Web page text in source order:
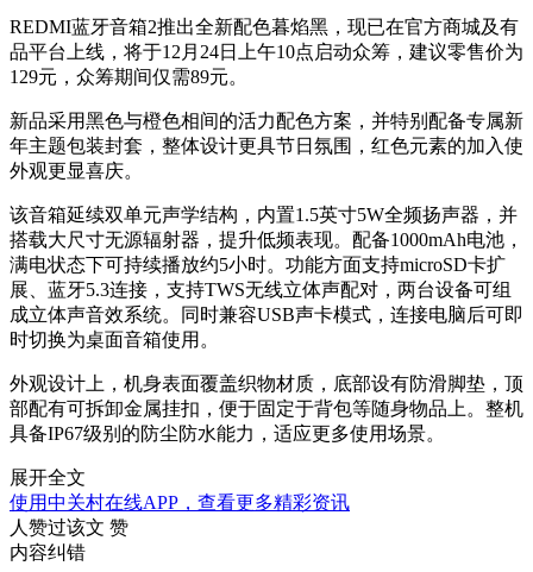
REDMI蓝牙音箱2推出全新配色暮焰黑，现已在官方商城及有
品平台上线，将于12月24日上午10点启动众筹，建议零售价为
129元，众筹期间仅需89元。
新品采用黑色与橙色相间的活力配色方案，并特别配备专属新
年主题包装封套，整体设计更具节日氛围，红色元素的加入使
外观更显喜庆。
该音箱延续双单元声学结构，内置1.5英寸5W全频扬声器，并
搭载大尺寸无源辐射器，提升低频表现。配备1000mAh电池，
满电状态下可持续播放约5小时。功能方面支持microSD卡扩
展、蓝牙5.3连接，支持TWS无线立体声配对，两台设备可组
成立体声音效系统。同时兼容USB声卡模式，连接电脑后可即
时切换为桌面音箱使用。
外观设计上，机身表面覆盖织物材质，底部设有防滑脚垫，顶
部配有可拆卸金属挂扣，便于固定于背包等随身物品上。整机
具备IP67级别的防尘防水能力，适应更多使用场景。
展开全文
使用中关村在线APP，查看更多精彩资讯
人赞过该文 赞
内容纠错